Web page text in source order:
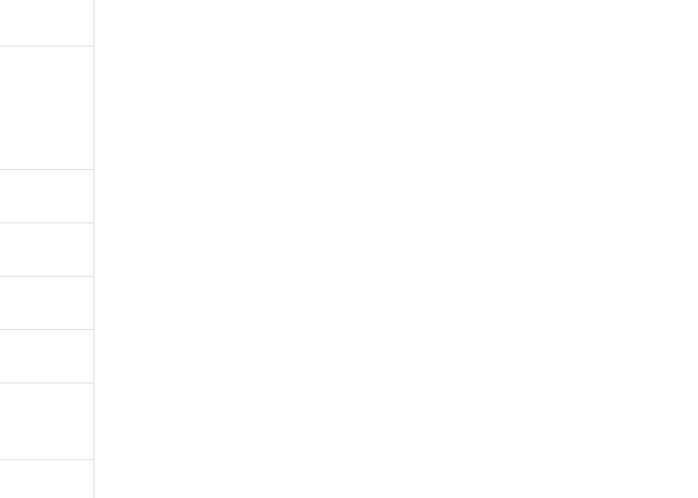
はお客様担当のオムロン制御機器販売店・
だくには、I-Webメンバーズにご登録され
トについて、当社および当社の共同利用者
に必要な範囲で利用することをご了承くだ
"
、
ポリ臭化ジフェニルエーテル類(PBDE) 1000ppm以下、
チルベンジル（BBP） 1000ppm以下、フタル酸ジブチ
ことを示します。
BBP(フタル酸ブチルベンジル) : 1000ppm、
を示します。
器またはその他武器並びにこれらの製造装
よび3の内容を当該第三者に通知します。
出するおそれがある場合は、取り引きをい
キャンセル
先、またはお客様担当のオムロン制御
機種